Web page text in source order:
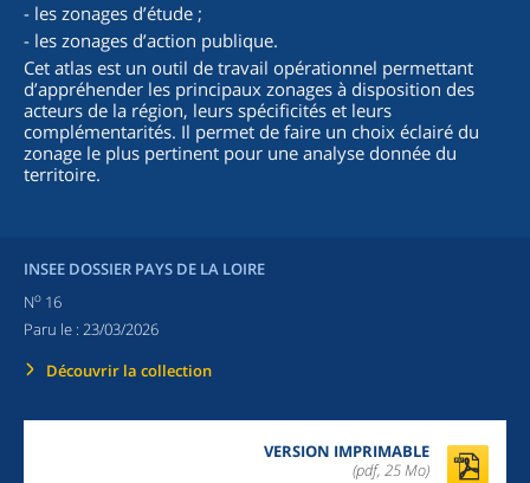
- les zonages d’étude ;
- les zonages d’action publique.
Cet atlas est un outil de travail opérationnel permettant
d’appréhender les principaux zonages à disposition des
acteurs de la région, leurs spécificités et leurs
complémentarités. Il permet de faire un choix éclairé du
zonage le plus pertinent pour une analyse donnée du
territoire.
INSEE DOSSIER PAYS DE LA LOIRE
No 16
Paru le : 23/03/2026
Découvrir la collection
VERSION IMPRIMABLE
(pdf, 25 Mo)